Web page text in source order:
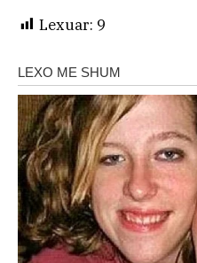
Lexuar: 9